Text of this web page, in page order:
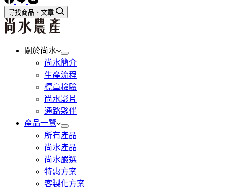
尋找商品、文章
關於尚水
尚水簡介
生產流程
標章檢驗
尚水影片
通路夥伴
產品一覽
所有產品
尚水產品
尚水嚴選
特惠方案
客製化方案